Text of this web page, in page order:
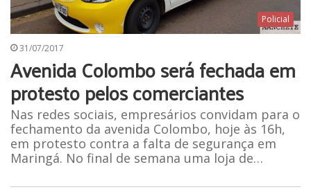
Policial
31/07/2017
Avenida Colombo será fechada em
protesto pelos comerciantes
Nas redes sociais, empresários convidam para o
fechamento da avenida Colombo, hoje às 16h,
em protesto contra a falta de segurança em
Maringá. No final de semana uma loja de…